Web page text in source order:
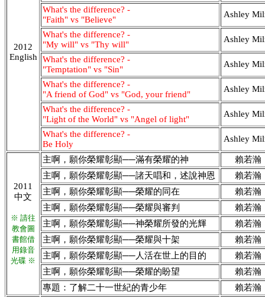
2012
English
What's the difference? -
"Faith" vs "Believe"
Ashley
What's the difference? -
"My will" vs "Thy will"
Ashley
What's the difference? -
"Temptation" vs "Sin"
Ashley
What's the difference? -
"A friend of God" vs "God, your friend"
Ashley
What's the difference? -
"Light of the World" vs "Angel of light"
Ashley
What's the difference? -
Be Holy
Ashley
2011
中文
※ 請往
教會圖
書館借
用錄音
光碟 ※
主啊，願你榮耀彰顯──滿有榮耀的神
賴若瀚
主啊，願你榮耀彰顯──諸天唱和，述說神恩
賴若瀚
主啊，願你榮耀彰顯──榮耀的同在
賴若瀚
主啊，願你榮耀彰顯──榮耀與審判
賴若瀚
主啊，願你榮耀彰顯──神榮耀所發的光輝
賴若瀚
主啊，願你榮耀彰顯──榮耀與十架
賴若瀚
主啊，願你榮耀彰顯──人活在世上的目的
賴若瀚
主啊，願你榮耀彰顯──榮耀的盼望
賴若瀚
專題：了解二十一世紀的青少年
賴若瀚